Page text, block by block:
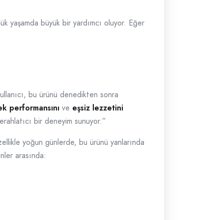
yaşamda büyük bir yardımcı oluyor. Eğer
bu ürünü denedikten sonra
performansını ve eşsiz lezzetini
bir deneyim sunuyor.”
yoğun günlerde, bu ürünü yanlarında
arasında: